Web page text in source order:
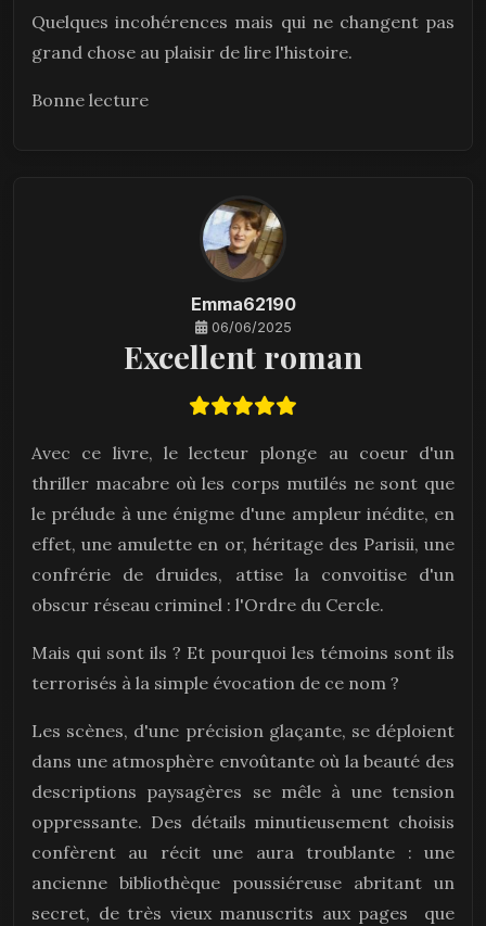
Quelques incohérences mais qui ne changent pas
grand chose au plaisir de lire l'histoire.
Bonne lecture
Emma62190
06/06/2025
Excellent roman
Avec ce livre, le lecteur plonge au coeur d'un
thriller macabre où les corps mutilés ne sont que
le prélude à une énigme d'une ampleur inédite, en
effet, une amulette en or, héritage des Parisii, une
confrérie de druides, attise la convoitise d'un
obscur réseau criminel : l'Ordre du Cercle.
Mais qui sont ils ? Et pourquoi les témoins sont ils
terrorisés à la simple évocation de ce nom ?
Les scènes, d'une précision glaçante, se déploient
dans une atmosphère envoûtante où la beauté des
descriptions paysagères se mêle à une tension
oppressante. Des détails minutieusement choisis
confèrent au récit une aura troublante : une
ancienne bibliothèque poussiéreuse abritant un
secret, de très vieux manuscrits aux pages que